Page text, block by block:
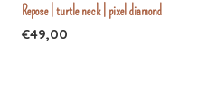
Repose | turtle neck | pixel diamond
€49,00